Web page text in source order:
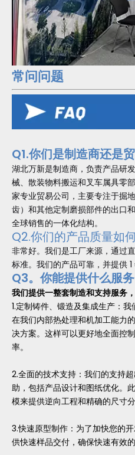
常问问题
Q1.你们是制造商还是
湖北万新是制造商，负责产品研
械、散装物料搬运和叉车属具零
家专业贸易公司，主要专注于掘
齿）和其他定制磨损部件的出口
全球销售的一体化结构。
Q2.你们的产品质量如
非常好。我们是工厂来源，通过
标准。我们的产品可靠，并提供 1
Q3。你能提供什么服
我们提供一整套制造和支持服务
1.定制铸件、锻造及集成生产：我
在我们内部热处理和机加工能力
决方案。这样可以更好地全面控
率。
2.全面的技术支持：我们的支持
助，包括产品设计和图纸优化。
模来提供逆向工程和精确的尺寸
3.快速原型制作：为了加快您的
供快速样品交付，确保快速有效